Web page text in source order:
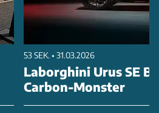
53 SEK. • 31.03.2026
Laborghini Urus SE
Carbon-Monster